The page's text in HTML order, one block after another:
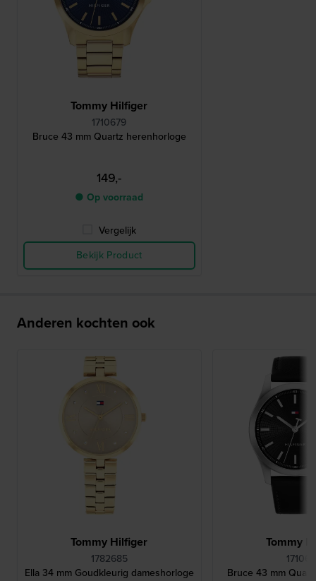
Tommy Hilfiger
1710679
Bruce 43 mm Quartz herenhorloge
149,-
● Op voorraad
Vergelijk
Bekijk Product
Anderen kochten ook
Tommy Hilfiger
1782685
Ella 34 mm Goudkleurig dameshorloge
Tommy
Bruce 43 mm